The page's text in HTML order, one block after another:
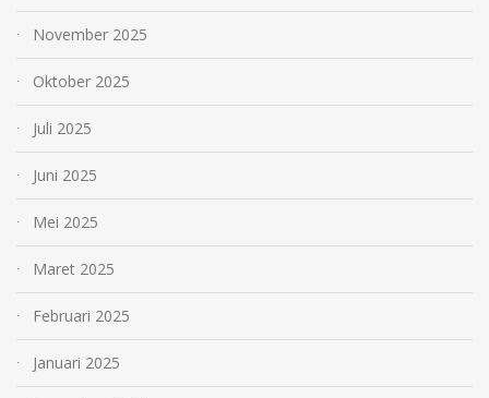
November 2025
Oktober 2025
Juli 2025
Juni 2025
Mei 2025
Maret 2025
Februari 2025
Januari 2025